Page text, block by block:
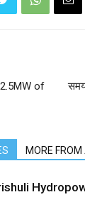
of
MORE